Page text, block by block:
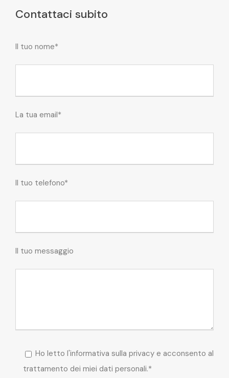
Contattaci subito
Il tuo nome*
La tua email*
Il tuo telefono*
Il tuo messaggio
Ho letto l'informativa sulla privacy e acconsento al
trattamento dei miei dati personali.*